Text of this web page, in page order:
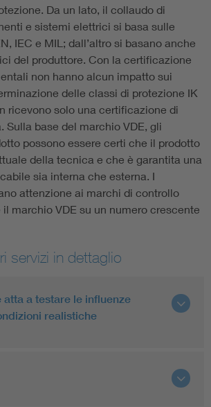
Da un lato, il collaudo di
e sistemi elettrici si basa sulle
IEC e MIL; dall’altro si basano anche
del produttore. Con la certificazione
non hanno alcun impatto sui
delle classi di protezione IK
ricevono solo una certificazione di
Sulla base del marchio VDE, gli
possono essere certi che il prodotto
della tecnica e che è garantita una
sia interna che esterna. I
attenzione ai marchi di controllo
marchio VDE su un numero crescente
servizi in dettaglio
atta a testare le influenze
realistiche